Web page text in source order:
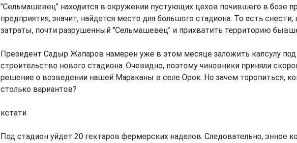
"Сельмашевец" находится в окружении пустующих цехов почившего в бозе
предприятия, значит, найдется место для большого стадиона. То есть снести,
затраты, почти разрушенный "Сельмашевец" и прихватить территорию
Президент Садыр Жапаров намерен уже в этом месяце заложить капсулу под
строительство нового стадиона. Очевидно, поэтому чиновники приняли
решение о возведении нашей Мараканы в селе Орок. Но зачем торопиться,
столько вариантов?
кстати
Под стадион уйдет 20 гектаров фермерских наделов. Следовательно, энное